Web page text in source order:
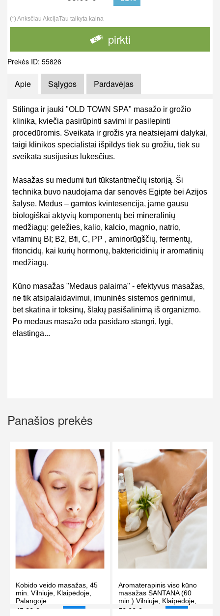
(*) Anksčiau AkcijaTau taikyta kaina
pirkti
Prekės ID: 55826
Apie Sąlygos Pardavėjas
Stilinga ir jauki "OLD TOWN SPA" masažo ir grožio
klinika, kviečia pasirūpinti savimi ir pasilepinti
procedūromis. Sveikata ir grožis yra neatsiejami dalykai,
taigi klinikos specialistai išpildys tiek su grožiu, tiek su
sveikata susijusius lūkesčius.
Masažas su medumi turi tūkstantmečių istoriją. Ši
technika buvo naudojama dar senovės Egipte bei Azijos
šalyse. Medus – gamtos kvintesencija, jame gausu
biologiškai aktyvių komponentų bei mineralinių
medžiagų: geležies, kalio, kalcio, magnio, natrio,
vitaminų BI; B2, Bfi, C, PP , aminorūgščių, fermentų,
fitoncidų, kai kurių hormonų, baktericidinių ir aromatinių
medžiagų.
Kūno masažas "Medaus palaima" - efektyvus masažas,
ne tik atsipalaidavimui, imuninės sistemos gerinimui,
bet skatina ir toksinų, šlakų pasišalinimą iš organizmo.
Po medaus masažo oda pasidaro stangri, lygi,
elastinga...
Panašios prekės
Kobido veido masažas, 45
min. Vilniuje, Klaipėdoje,
Palangoje
45.00 €
Aromaterapinis viso kūno
masažas SANTANA (60
min.) Vilniuje, Klaipėdoje,
Palangoje
50.00 €